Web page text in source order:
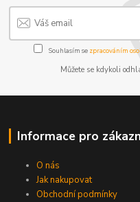
Souhlasím se zpracováním
Můžete se kdykoli
Informace pro
O nás
Jak nakupovat
Obchodní podmínky